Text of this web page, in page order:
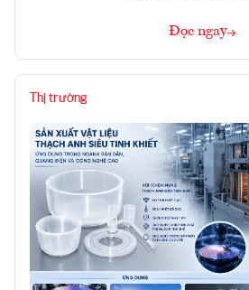
Đọc ngay
Thị trường